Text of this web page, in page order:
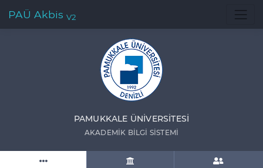
PAÜ Akbis V2
PAMUKKALE ÜNIVERSITESI
AKADEMIK BILGI SISTEMI